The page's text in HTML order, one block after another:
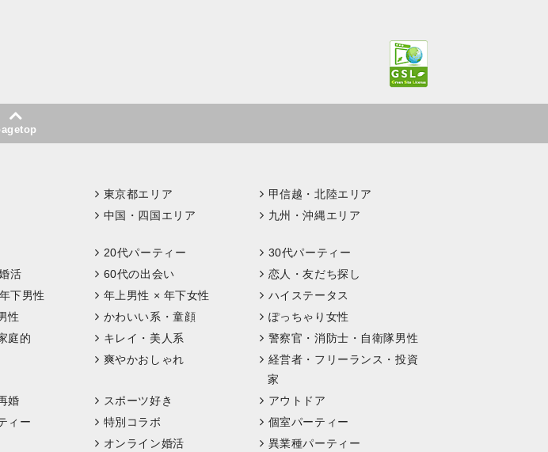
東京都エリア
甲信越・北陸エリア
中国・四国エリア 九州・沖縄エリア
20代パーティー
30代パーティー
活 60代の出会い
恋人・友だち探し
下男性 年上男性 × 年下女性
ハイステータス
性 かわいい系・童顔
ぽっちゃり女性
庭的 キレイ・美人系
警察官・消防士・自衛隊男性
爽やかおしゃれ
経営者・フリーランス・投資
家
婚 スポーツ好き
アウトドア
ィー 特別コラボ
個室パーティー
オンライン婚活 異業種パーティー